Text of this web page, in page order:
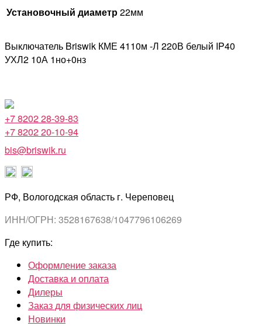
Установочный диаметр22мм
Выключатель Briswik КМЕ 4110м -Л 220В белый IP40
УХЛ2 10А 1но+0нз
+7 8202 28-39-83
+7 8202 20-10-94
bis@briswik.ru
РФ, Вологодская область г. Череповец
ИНН/ОГРН: 3528167638/1047796106269
Где купить:
Оформление заказа
Доставка и оплата
Дилеры
Заказ для физических лиц
Новинки